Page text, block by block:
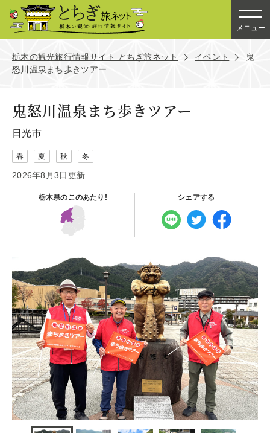
メニュー
栃木の観光旅行情報サイト とちぎ旅ネット イベント
鬼
怒川温泉まち歩きツアー
鬼怒川温泉まち歩きツアー
日光市
春 夏 秋 冬
2026年8月3日更新
栃木県のこのあたり! シェアする